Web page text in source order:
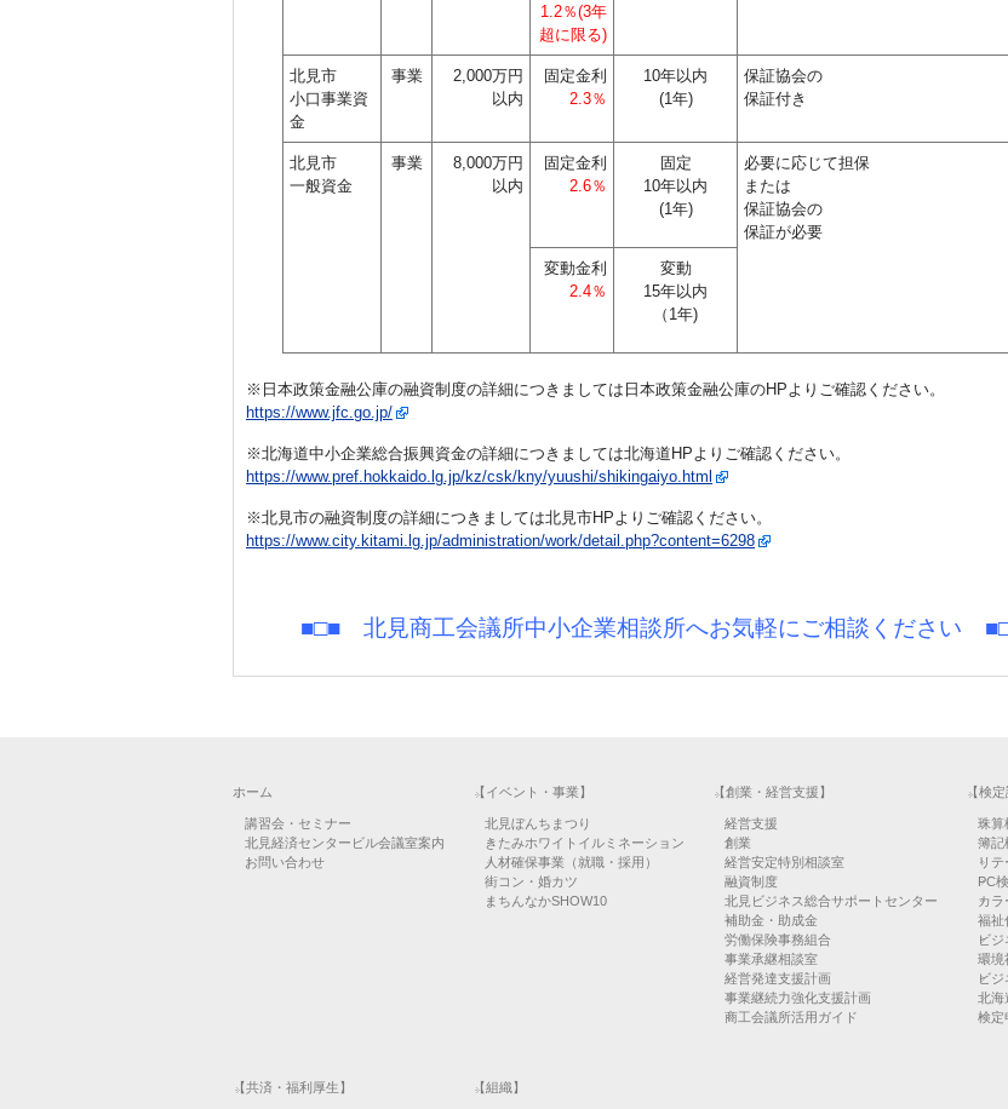
1.2％(3年
超に限る)
北見市
小口事業資
金
事業
2,000万円
以内
固定金利
2.3％
10年以内
(1年)
保証協会の
保証付き
北見市
一般資金
事業
8,000万円
以内
固定金利
2.6％
固定
10年以内
(1年)
必要に応じて担保
または
保証協会の
保証が必要
変動金利
2.4％
変動
15年以内
（1年)
※日本政策金融公庫の融資制度の詳細につきましては日本政策金融公庫のHPよりご確認ください。
https://www.jfc.go.jp/
※北海道中小企業総合振興資金の詳細につきましては北海道HPよりご確認ください。
https://www.pref.hokkaido.lg.jp/kz/csk/kny/yuushi/shikingaiyo.html
※北見市の融資制度の詳細につきましては北見市HPよりご確認ください。
https://www.city.kitami.lg.jp/administration/work/detail.php?content=6298
■□■ 北見商工会議所中小企業相談所へお気軽にご相談ください
ホーム
講習会・セミナー
北見経済センタービル会議室案内
お問い合わせ
【イベント・事業】
北見ぼんちまつり
きたみホワイトイルミネーション
人材確保事業（就職・採用）
街コン・婚カツ
まちんなかSHOW10
【創業・経営支援】
経営支援
創業
経営安定特別相談室
融資制度
北見ビジネス総合サポートセンター
補助金・助成金
労働保険事務組合
事業承継相談室
経営発達支援計画
事業継続力強化支援計画
商工会議所活用ガイド
【検定
珠算
簿記
リ
PC
カラ
福祉
ビ
環境
ビ
北海
検定
【共済・福利厚生】 【組織】